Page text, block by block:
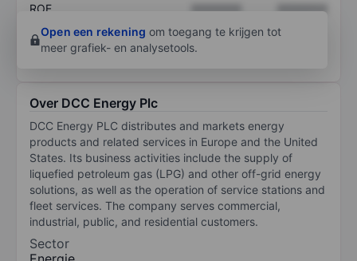
ROE XXXXXXX
XXXXXXX
Open een rekening om toegang te krijgen tot
meer grafiek- en analysetools.
Over DCC Energy Plc
DCC Energy PLC distributes and markets energy
products and related services in Europe and the United
States. Its business activities include the supply of
liquefied petroleum gas (LPG) and other off-grid energy
solutions, as well as the operation of service stations and
fleet services. The company serves commercial,
industrial, public, and residential customers.
Sector